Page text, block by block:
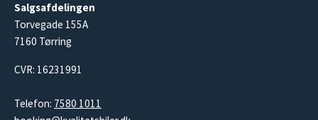
Salgsafdelingen
Torvegade 155A
7160 Tørring
CVR: 16231991
Telefon: 7580 1011